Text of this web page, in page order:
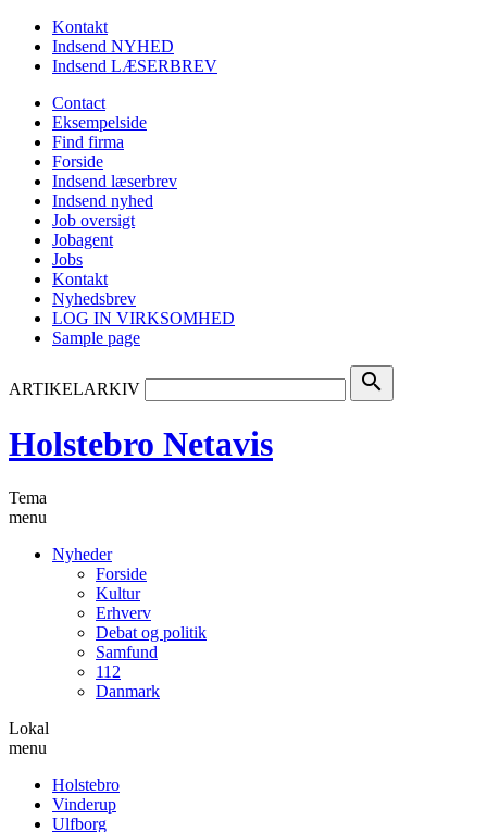
Kontakt
Indsend NYHED
Indsend LÆSERBREV
Contact
Eksempelside
Find firma
Forside
Indsend læserbrev
Indsend nyhed
Job oversigt
Jobagent
Jobs
Kontakt
Nyhedsbrev
LOG IN VIRKSOMHED
Sample page
ARTIKELARKIV search
Holstebro Netavis
Tema
menu
Nyheder
Forside
Kultur
Erhverv
Debat og politik
Samfund
112
Danmark
Lokal
menu
Holstebro
Vinderup
Ulfborg